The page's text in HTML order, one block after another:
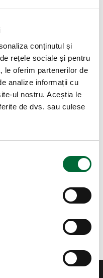
conținutul și
rețele sociale și pentru
le oferim partenerilor de
analize informații cu
ul nostru. Aceștia le
de dvs. sau culese
Umană Asistată